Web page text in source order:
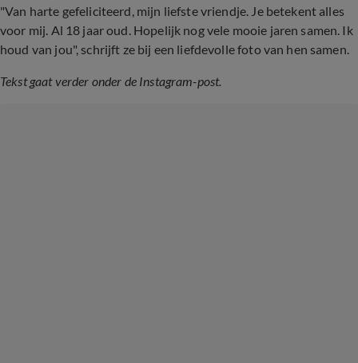
"Van harte gefeliciteerd, mijn liefste vriendje. Je betekent alles
voor mij. Al 18 jaar oud. Hopelijk nog vele mooie jaren samen. Ik
houd van jou", schrijft ze bij een liefdevolle foto van hen samen.
Tekst gaat verder onder de Instagram-post.